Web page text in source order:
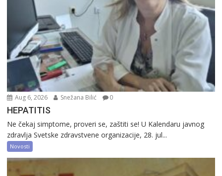
Aug 6, 2026 Snežana Bilić 0
HEPATITIS
Ne čekaj simptome, proveri se, zaštiti se! U Kalendaru javnog
zdravlja Svetske zdravstvene organizacije, 28. jul...
Novosti